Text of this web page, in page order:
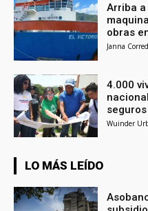
Arriba
obras
Janna
4.000
Wuinder
LO MÁS LEÍDO